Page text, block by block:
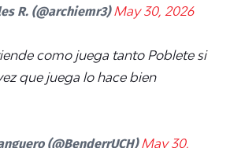
R. (@archiemr3)May 30, 2026
como juega tanto Poblete si
que juega lo hace bien
(@BenderrUCH)May 30,